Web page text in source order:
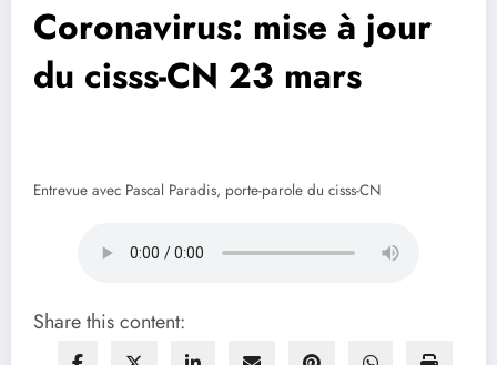
Coronavirus: mise à jour
du cisss-CN 23 mars
Entrevue avec Pascal Paradis, porte-parole du cisss-CN
Share this content: